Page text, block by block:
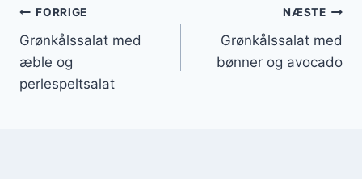
Indlægsnavigation
FORRIGE
Grønkålssalat med
æble og
perlespeltsalat
NÆSTE
Grønkålssalat med
bønner og avocado